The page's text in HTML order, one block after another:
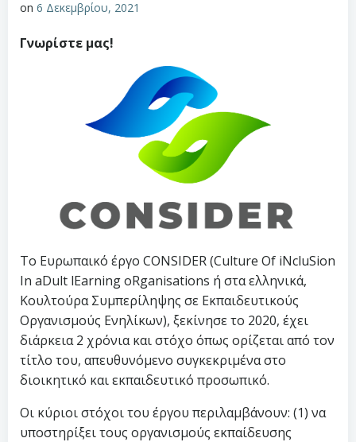
on 6 Δεκεμβρίου, 2021
Γνωρίστε μας!
Το Ευρωπαικό έργο CONSIDER (Culture Of iNcluSion
In aDult lEarning oRganisations ή στα ελληνικά,
Κουλτούρα Συμπερίληψης σε Εκπαιδευτικούς
Οργανισμούς Ενηλίκων), ξεκίνησε το 2020, έχει
διάρκεια 2 χρόνια και στόχο όπως ορίζεται από τον
τίτλο του, απευθυνόμενο συγκεκριμένα στο
διοικητικό και εκπαιδευτικό προσωπικό.
Οι κύριοι στόχοι του έργου περιλαμβάνουν: (1) να
υποστηρίξει τους οργανισμούς εκπαίδευσης